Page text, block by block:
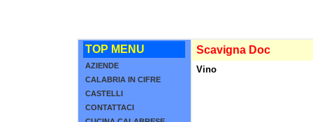
TOP MENU
AZIENDE
CALABRIA IN CIFRE
CASTELLI
CONTATTACI
Scavigna Doc
Vino